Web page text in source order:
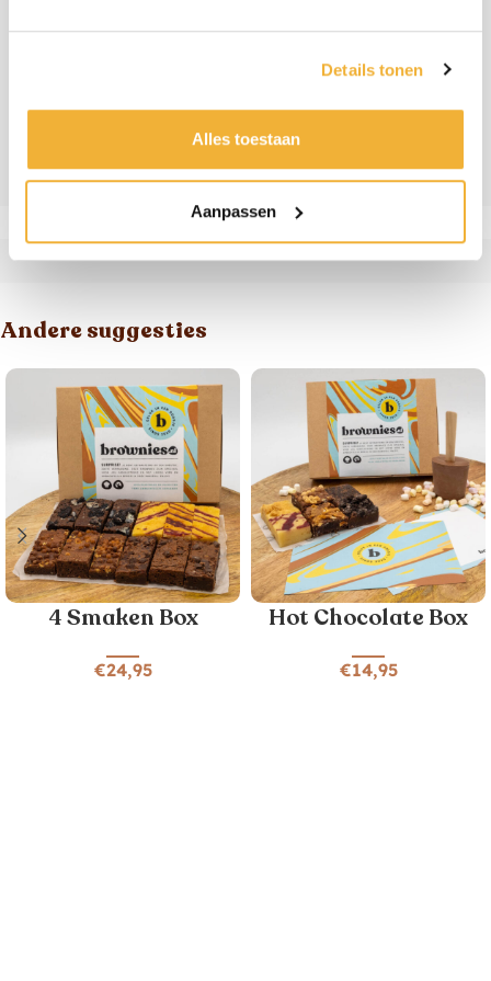
Details tonen
Alles toestaan
Aanpassen
Ingrediënten & allergenen
Beoordelingen
Andere suggesties
4 Smaken Box
€24,95
Hot Chocolate Box
€14,95